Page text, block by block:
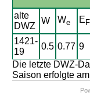
alte
DWZ
W We E F
1421-
19
0.5 0.77 9
Die letzte DWZ-
Saison erfolgte